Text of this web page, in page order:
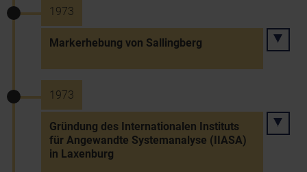
1973
Markerhebung von Sallingberg
1973
Gründung des Internationalen Instituts
für Angewandte Systemanalyse (IIASA)
in Laxenburg